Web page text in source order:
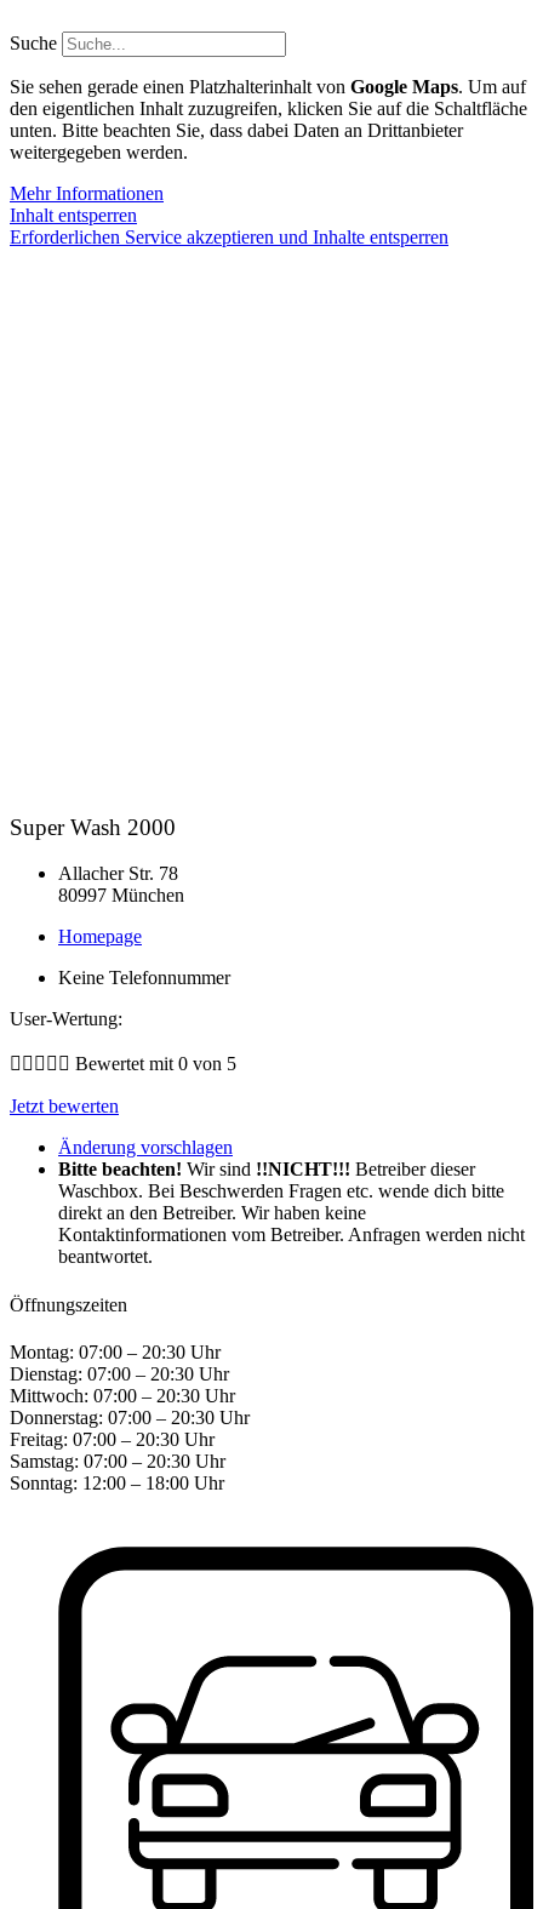
Inhalt
springen
Suche
Sie sehen gerade einen Platzhalterinhalt von Google Maps. Um auf
den eigentlichen Inhalt zuzugreifen, klicken Sie auf die Schaltfläche
unten. Bitte beachten Sie, dass dabei Daten an Drittanbieter
weitergegeben werden.
Mehr Informationen
Inhalt entsperren
Erforderlichen Service akzeptieren und Inhalte entsperren
Super Wash 2000
Allacher Str. 78
80997 München
Homepage
Keine Telefonnummer
User-Wertung:
     Bewertet mit 0 von 5
Jetzt bewerten
Änderung vorschlagen
Bitte beachten! Wir sind !!NICHT!!! Betreiber dieser
Waschbox. Bei Beschwerden Fragen etc. wende dich bitte
direkt an den Betreiber. Wir haben keine
Kontaktinformationen vom Betreiber. Anfragen werden nicht
beantwortet.
Öffnungszeiten
Montag: 07:00 – 20:30 Uhr
Dienstag: 07:00 – 20:30 Uhr
Mittwoch: 07:00 – 20:30 Uhr
Donnerstag: 07:00 – 20:30 Uhr
Freitag: 07:00 – 20:30 Uhr
Samstag: 07:00 – 20:30 Uhr
Sonntag: 12:00 – 18:00 Uhr